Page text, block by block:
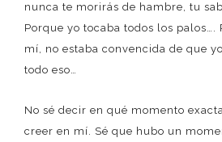
nunca te morirás de hambre, tu
Porque yo tocaba todos los palos….
mí, no estaba convencida de que
todo eso…
No sé decir en qué momento
creer en mí. Sé que hubo un